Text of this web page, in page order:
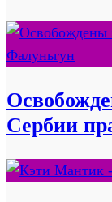
Сербии